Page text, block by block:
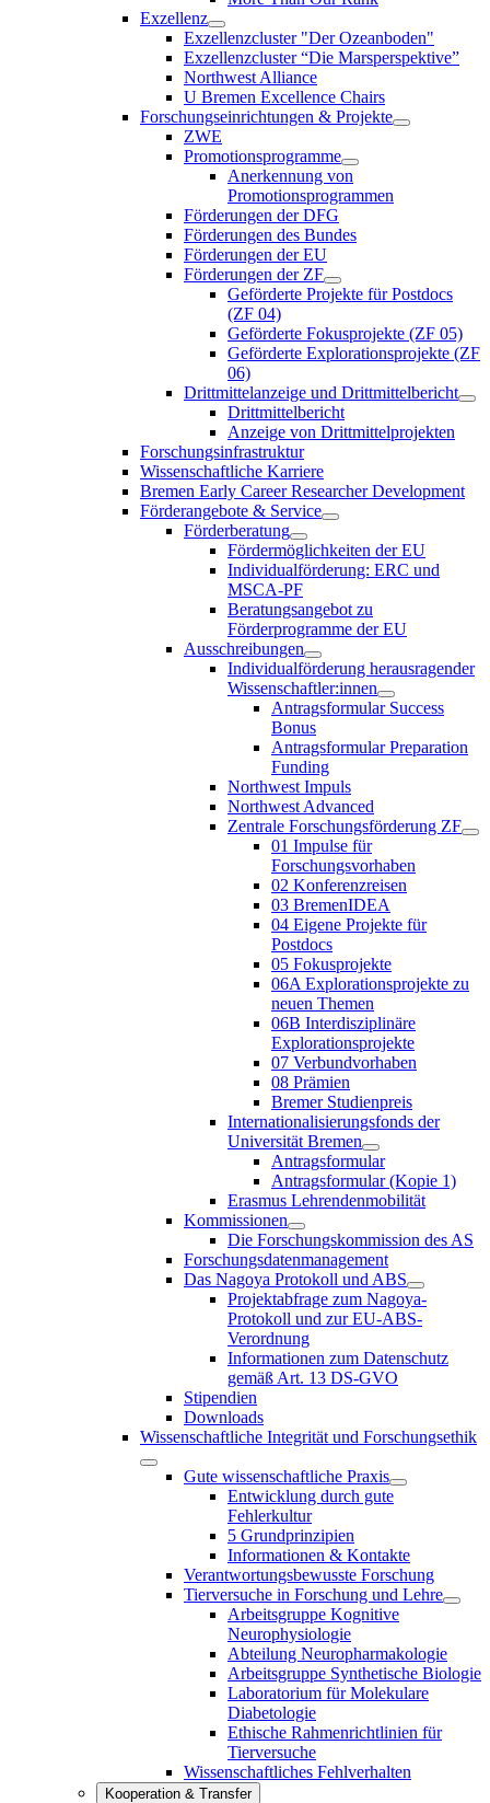
Exzellenz
Exzellenzcluster "Der Ozeanboden"
Exzellenzcluster “Die Marsperspektive”
Northwest Alliance
U Bremen Excellence Chairs
Forschungseinrichtungen & Projekte
ZWE
Promotionsprogramme
Anerkennung von
Promotionsprogrammen
Förderungen der DFG
Förderungen des Bundes
Förderungen der EU
Förderungen der ZF
Geförderte Projekte für Postdocs
(ZF 04)
Geförderte Fokusprojekte (ZF 05)
Geförderte Explorationsprojekte (ZF
06)
Drittmittelanzeige und Drittmittelbericht
Drittmittelbericht
Anzeige von Drittmittelprojekten
Forschungsinfrastruktur
Wissenschaftliche Karriere
Bremen Early Career Researcher Development
Förderangebote & Service
Förderberatung
Fördermöglichkeiten der EU
Individualförderung: ERC und
MSCA-PF
Beratungsangebot zu
Förderprogramme der EU
Ausschreibungen
Individualförderung herausragender
Wissenschaftler:innen
Antragsformular Success
Bonus
Antragsformular Preparation
Funding
Northwest Impuls
Northwest Advanced
Zentrale Forschungsförderung ZF
01 Impulse für
Forschungsvorhaben
02 Konferenzreisen
03 BremenIDEA
04 Eigene Projekte für
Postdocs
05 Fokusprojekte
06A Explorationsprojekte zu
neuen Themen
06B Interdisziplinäre
Explorationsprojekte
07 Verbundvorhaben
08 Prämien
Bremer Studienpreis
Internationalisierungsfonds der
Universität Bremen
Antragsformular
Antragsformular (Kopie 1)
Erasmus Lehrendenmobilität
Kommissionen
Die Forschungskommission des AS
Forschungsdatenmanagement
Das Nagoya Protokoll und ABS
Projektabfrage zum Nagoya-
Protokoll und zur EU-ABS-
Verordnung
Informationen zum Datenschutz
gemäß Art. 13 DS-GVO
Stipendien
Downloads
Wissenschaftliche Integrität und Forschungsethik
Gute wissenschaftliche Praxis
Entwicklung durch gute
Fehlerkultur
5 Grundprinzipien
Informationen & Kontakte
Verantwortungsbewusste Forschung
Tierversuche in Forschung und Lehre
Arbeitsgruppe Kognitive
Neurophysiologie
Abteilung Neuropharmakologie
Arbeitsgruppe Synthetische Biologie
Laboratorium für Molekulare
Diabetologie
Ethische Rahmenrichtlinien für
Tierversuche
Wissenschaftliches Fehlverhalten
Kooperation & Transfer